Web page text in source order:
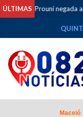
ÚLTIMAS
Prouni negada após
Maceió